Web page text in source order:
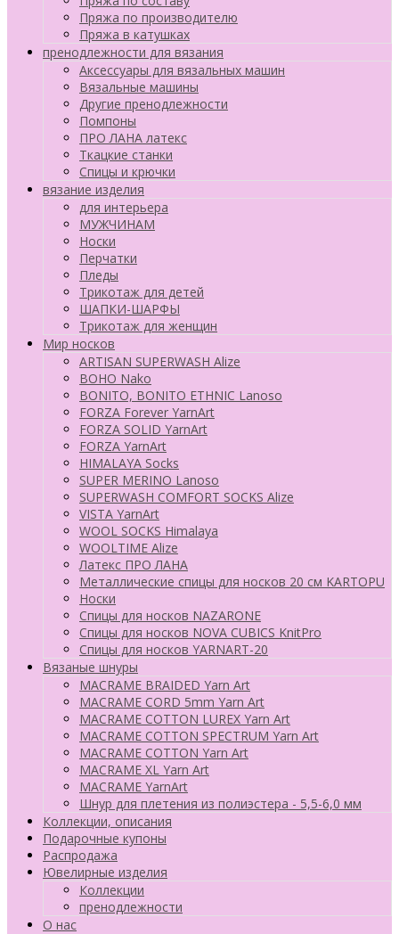
Пряжа по производителю
Пряжа в катушках
пренодлежности для вязания
Аксессуары для вязальных машин
Вязальные машины
Другие пренодлежности
Помпоны
ПРО ЛАНА латекс
Ткацкие станки
Cпицы и крючки
вязание изделия
для интерьера
МУЖЧИНАМ
Носки
Перчатки
Пледы
Трикотаж для детей
ШАПКИ-ШАРФЫ
Трикотаж для женщин
Мир носков
ARTISAN SUPERWASH Alize
BOHO Nako
BONITO, BONITO ETHNIC Lanoso
FORZA Forever YarnArt
FORZA SOLID YarnArt
FORZA YarnArt
HIMALAYA Socks
SUPER MERINO Lanoso
SUPERWASH COMFORT SOCKS Alize
VISTA YarnArt
WOOL SOCKS Himalaya
WOOLTIME Alize
Латекс ПРО ЛАНА
Металлические спицы для носков 20 см KARTOPU
Носки
Спицы для носков NAZARONE
Спицы для носков NOVA CUBICS KnitPro
Спицы для носков YARNART-20
Вязаные шнуры
MACRAME BRAIDED Yarn Art
MACRAME CORD 5mm Yarn Art
MACRAME COTTON LUREX Yarn Art
MACRAME COTTON SPECTRUM Yarn Art
MACRAME COTTON Yarn Art
MACRAME XL Yarn Art
MACRAME YarnArt
Шнур для плетения из полиэстера - 5,5-6,0 мм
Коллекции, описания
Подарочные купоны
Распродажа
Ювелирные изделия
Коллекции
пренодлежности
О нас